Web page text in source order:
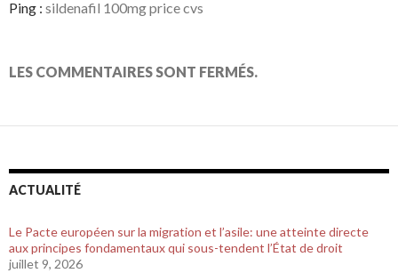
Ping : sildenafil 100mg price cvs
LES COMMENTAIRES SONT FERMÉS.
ACTUALITÉ
Le Pacte européen sur la migration et l’asile: une atteinte directe
aux principes fondamentaux qui sous-tendent l’État de droit
juillet 9, 2026